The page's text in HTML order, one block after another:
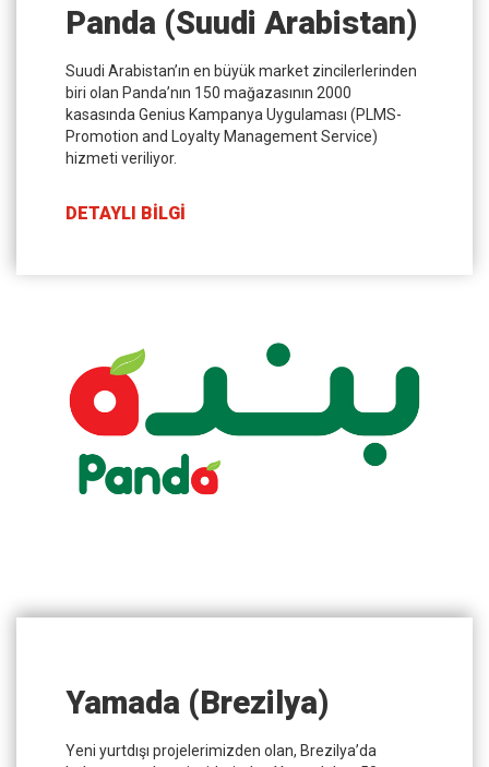
Panda (Suudi Arabistan)
Suudi Arabistan’ın en büyük market zincilerlerinden
biri olan Panda’nın 150 mağazasının 2000
kasasında Genius Kampanya Uygulaması (PLMS-
Promotion and Loyalty Management Service)
hizmeti veriliyor.
DETAYLI BİLGİ
Yamada (Brezilya)
Yeni yurtdışı projelerimizden olan, Brezilya’da